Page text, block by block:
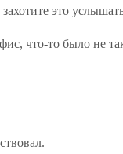
это
что-то было не